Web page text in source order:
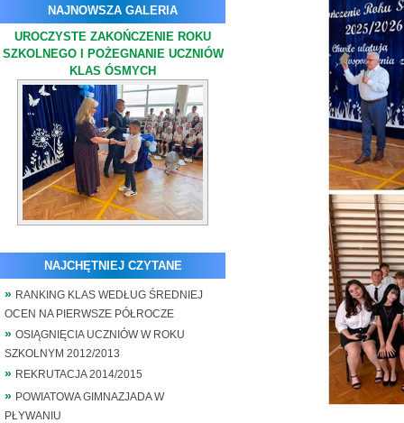
NAJNOWSZA GALERIA
UROCZYSTE ZAKOŃCZENIE ROKU
SZKOLNEGO I POŻEGNANIE UCZNIÓW
KLAS ÓSMYCH
NAJCHĘTNIEJ CZYTANE
RANKING KLAS WEDŁUG ŚREDNIEJ
OCEN NA PIERWSZE PÓŁROCZE
OSIĄGNIĘCIA UCZNIÓW W ROKU
SZKOLNYM 2012/2013
REKRUTACJA 2014/2015
POWIATOWA GIMNAZJADA W
PŁYWANIU